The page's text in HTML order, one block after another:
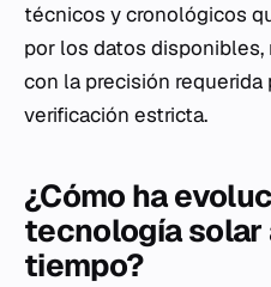
técnicos y cronológicos
por los datos
con la precisión requerida
verificación estricta.
¿Cómo ha
tecnología solar
tiempo?